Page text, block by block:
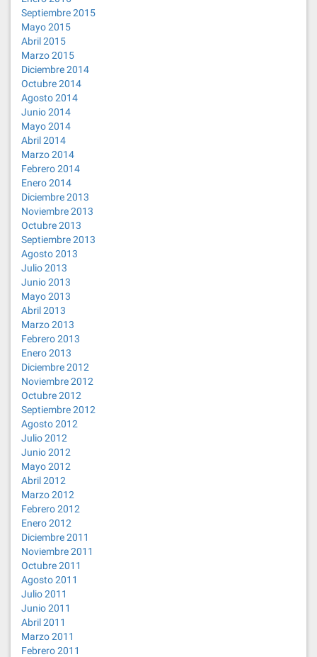
Septiembre 2015
Mayo 2015
Abril 2015
Marzo 2015
Diciembre 2014
Octubre 2014
Agosto 2014
Junio 2014
Mayo 2014
Abril 2014
Marzo 2014
Febrero 2014
Enero 2014
Diciembre 2013
Noviembre 2013
Octubre 2013
Septiembre 2013
Agosto 2013
Julio 2013
Junio 2013
Mayo 2013
Abril 2013
Marzo 2013
Febrero 2013
Enero 2013
Diciembre 2012
Noviembre 2012
Octubre 2012
Septiembre 2012
Agosto 2012
Julio 2012
Junio 2012
Mayo 2012
Abril 2012
Marzo 2012
Febrero 2012
Enero 2012
Diciembre 2011
Noviembre 2011
Octubre 2011
Agosto 2011
Julio 2011
Junio 2011
Abril 2011
Marzo 2011
Febrero 2011